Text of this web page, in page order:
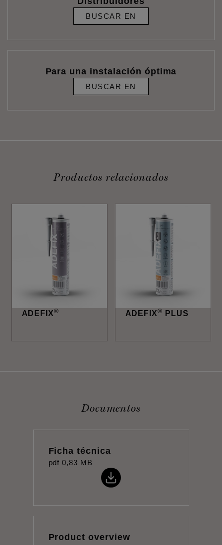
BUSCAR EN
Para una instalación óptima
BUSCAR EN
Productos relacionados
ADEFIX® ADEFIX® PLUS
Documentos
Ficha técnica
pdf 0,83 MB
Product overview